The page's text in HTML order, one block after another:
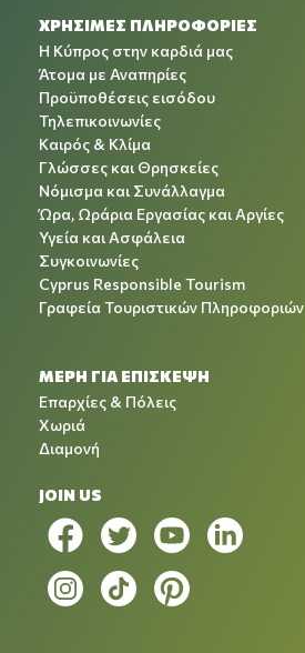
ΧΡΉΣΙΜΕΣ ΠΛΗΡΟΦΟΡΊΕΣ
Η Κύπρος στην καρδιά μας
Άτομα με Αναπηρίες
Προϋποθέσεις εισόδου
Τηλεπικοινωνίες
Καιρός & Κλίμα
Γλώσσες και Θρησκείες
Νόμισμα και Συνάλλαγμα
Ώρα, Ωράρια Εργασίας και Αργίες
Υγεία και Ασφάλεια
Συγκοινωνίες
Cyprus Responsible Tourism
Γραφεία Τουριστικών Πληροφοριών
ΜΕΡΗ ΓΙΑ ΕΠΙΣΚΕΨΗ
Επαρχίες & Πόλεις
Χωριά
Διαμονή
JOIN US